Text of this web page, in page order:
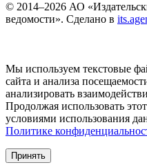
© 2014–2026 АО
ведомости». Сделано в
Мы используем текстовые
сайта и анализа
анализировать
Продолжая использовать
условиями использования
Политике
Принять